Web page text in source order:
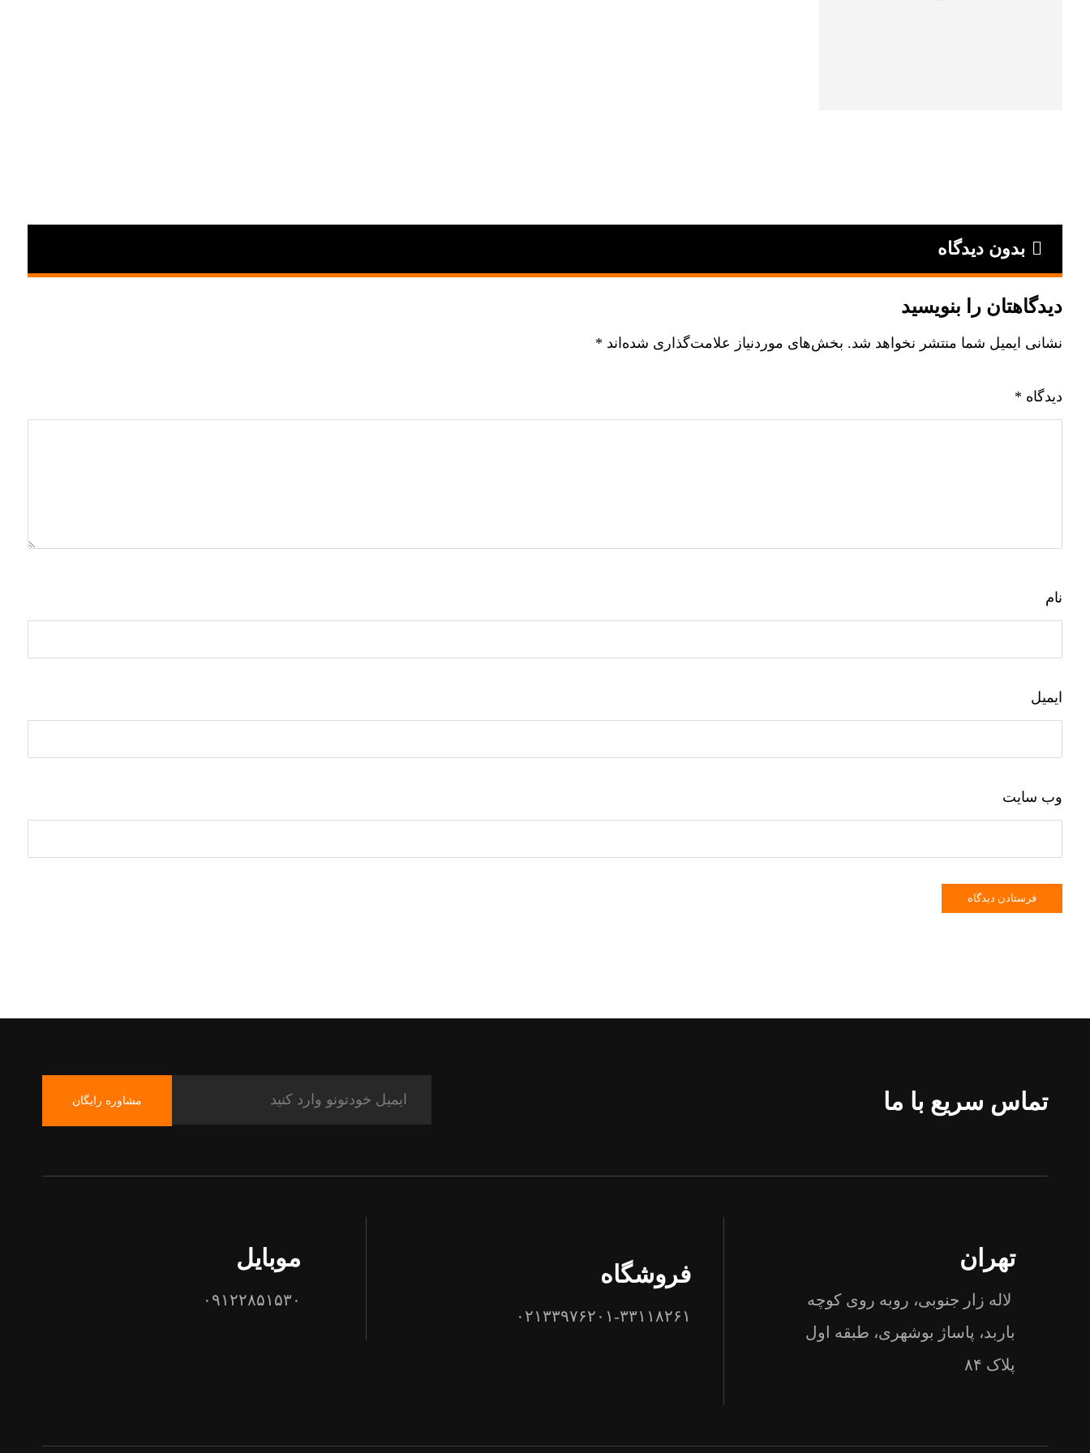
بدون دیدگاه
دیدگاهتان را بنویسید
نشانی ایمیل شما منتشر نخواهد شد. بخش‌های موردنیاز علامت‌گذاری شده‌اند *
دیدگاه *
نام
ایمیل
وب‌ سایت
تماس سریع با ما مشاوره رایگان
تهران
لاله زار جنوبی، روبه روی کوچه
باربد، پاساژ بوشهری، طبقه اول
پلاک ۸۴
فروشگاه
۰۲۱۳۳۹۷۶۲۰۱-۳۳۱۱۸۲۶۱
موبایل
۰۹۱۲۲۸۵۱۵۳۰